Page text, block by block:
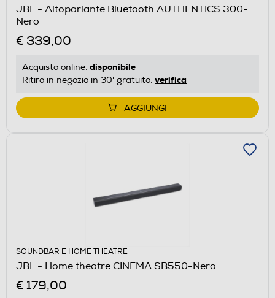
JBL - Altoparlante Bluetooth AUTHENTICS 300-
Nero
€ 339,00
Acquisto online: disponibile
Ritiro in negozio in 30' gratuito: verifica
AGGIUNGI
SOUNDBAR E HOME THEATRE
JBL - Home theatre CINEMA SB550-Nero
€ 179,00